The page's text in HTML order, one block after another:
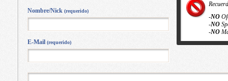
-NO
-NO
-NO
Nombre/Nick (requerido)
E-Mail (requerido)